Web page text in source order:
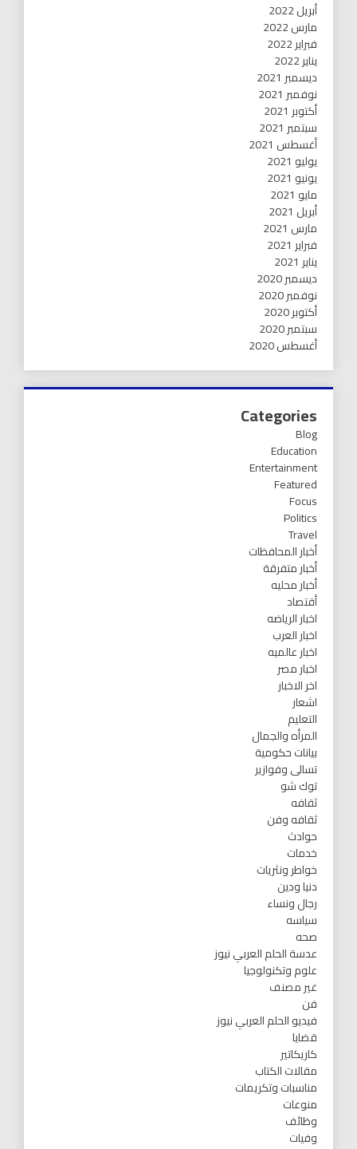
أبريل 2022
مارس 2022
فبراير 2022
يناير 2022
ديسمبر 2021
نوفمبر 2021
أكتوبر 2021
سبتمبر 2021
أغسطس 2021
يوليو 2021
يونيو 2021
مايو 2021
أبريل 2021
مارس 2021
فبراير 2021
يناير 2021
ديسمبر 2020
نوفمبر 2020
أكتوبر 2020
سبتمبر 2020
أغسطس 2020
Categories
Blog
Education
Entertainment
Featured
Focus
Politics
Travel
أخبار المحافظات
أخبار متفرقة
أخبار محليه
أقتصاد
اخبار الرياضه
اخبار العرب
اخبار عالميه
اخبار مصر
اخر الاخبار
اشعار
التعليم
المرأه والجمال
بيانات حكومية
تسالى وفوازير
توك شو
ثقافه
ثقافه وفن
حوادث
خدمات
خواطر ونثريات
دنيا ودين
رجال ونساء
سياسه
صحه
عدسة الحلم العربي نيوز
علوم وتكنولوجيا
غير مصنف
فن
فيديو الحلم العربي نيوز
قضايا
كاريكاتير
مقالات الكتاب
مناسبات وتكريمات
منوعات
وظائف
وفيات